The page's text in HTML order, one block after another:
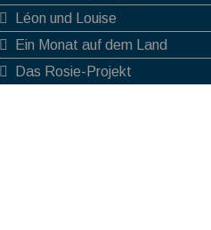
verschwand
Léon und Louise
Ein Monat auf dem Land
Das Rosie-Projekt